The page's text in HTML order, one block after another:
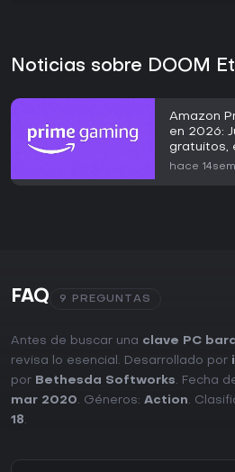
Noticias sobre DOOM
Amazon
en 2026:
gratuitos,
en el
hace 14sem
FAQ 9 PREGUNTAS
Antes de buscar una clave PC
revisa lo esencial. Desarrollado por
por Bethesda Softworks. Fecha
mar 2020. Géneros: Action.
18.